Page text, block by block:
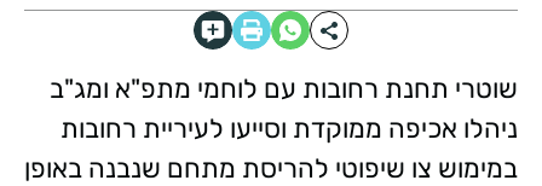
שוטרי תחנת רחובות עם לוחמי מתפ"א ומג"ב
ניהלו אכיפה ממוקדת וסייעו לעיריית רחובות
במימוש צו שיפוטי להריסת מתחם שנבנה באופן